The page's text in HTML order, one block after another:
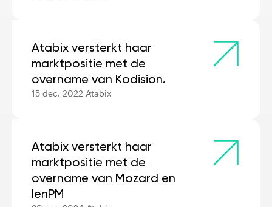
Atabix versterkt haar
marktpositie met de
overname van Kodision.
15 dec. 2022 Atabix
Atabix versterkt haar
marktpositie met de
overname van Mozard en
IenPM